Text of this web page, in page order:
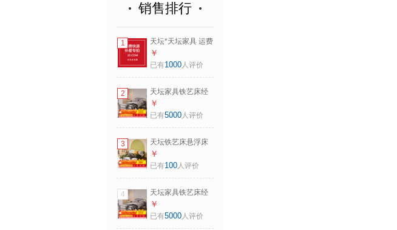
销售排行
1
天坛*天坛家具 运费
邮费补差价专用链
接 非请勿拍 单拍不
￥
已有1000人评价
2
天坛家具铁艺床经
典单双人钢木铁床
现代环保简约小户
（不含床垫）
1.5*2.0m
￥
已有5000人评价
3
天坛铁艺床悬浮床
简约无床头铁架床
现代主卧小户型婚
￥
已有100人评价
4
天坛家具铁艺床经
典单双人钢木铁床
现代环保简约小户
￥
已有5000人评价